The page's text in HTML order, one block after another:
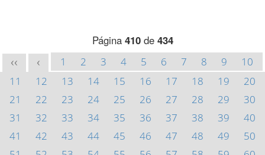
Página 410de 434
<< < 1 2 3 4 5 6 7 8 9
10
11
12 13 14 15 16 17 18 19
20
21
22 23 24 25 26 27 28 29
30
31
32 33 34 35 36 37 38 39
40
41
42 43 44 45 46 47 48 49
50